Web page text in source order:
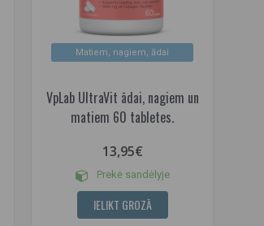
Matiem, nagiem, ādai
VpLab UltraVit ādai, nagiem un
matiem 60 tabletes.
13,95€
Prekė sandėlyje
IELIKT GROZĀ